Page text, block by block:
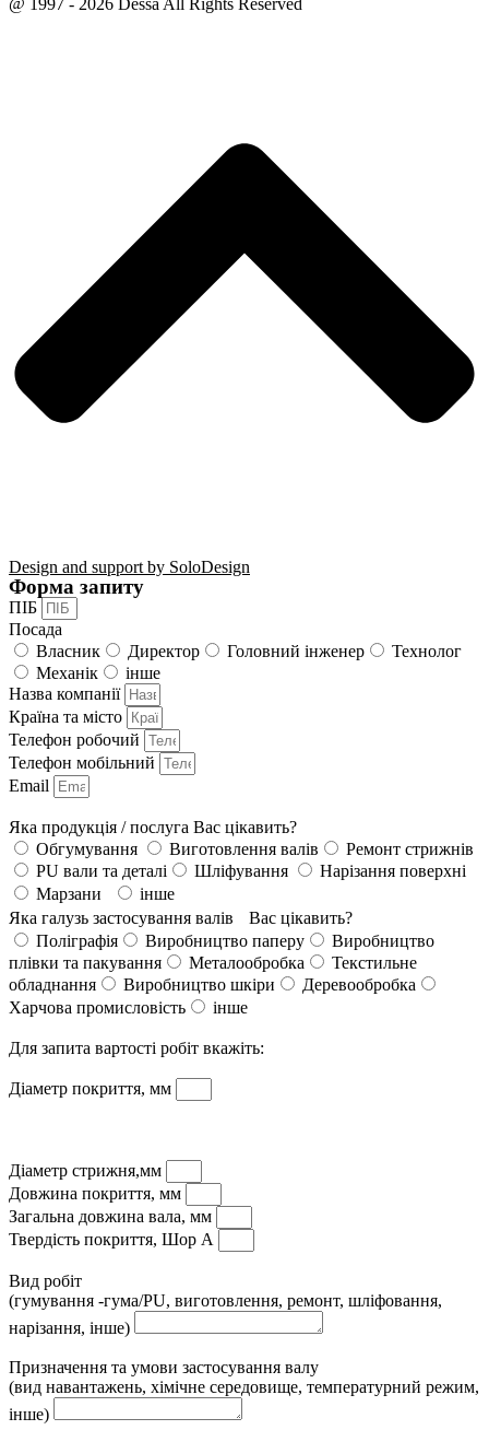
Design and support by SoloDesign
Форма запиту
ПІБ
Посада
Власник
Директор Головний інженер
Технолог
Механік
інше
Назва компанії
Країна та місто
Телефон робочий
Телефон мобільний
Email
Яка продукція / послуга Вас цікавить?
Обгумування
Виготовлення валів
Ремонт стрижнів
PU вали та деталі
Шліфування
Нарізання поверхні
Марзани
інше
Яка галузь застосування валів Вас цікавить?
Поліграфія
Виробництво паперу
Виробництво
плівки та пакування
Металообробка
Текстильне
обладнання
Виробництво шкіри
Деревообробка
Харчова промисловість
інше
Для запита вартості робіт вкажіть:
Діаметр покриття, мм
Діаметр стрижня,мм
Довжина покриття, мм
Загальна довжина вала, мм
Твердість покриття, Шор А
Вид робіт
(гумування -гума/PU, виготовлення, ремонт, шліфовання,
нарізання, інше)
Призначення та умови застосування валу
(вид навантажень, хімічне середовище, температурний режим,
інше)